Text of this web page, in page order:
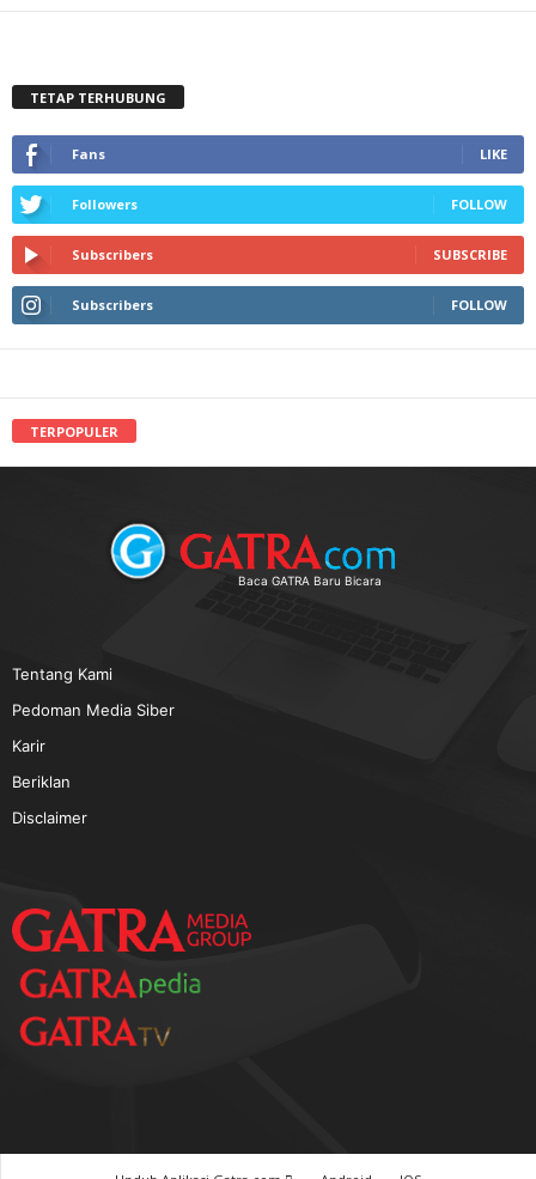
TETAP TERHUBUNG
Fans LIKE
Followers FOLLOW
Subscribers SUBSCRIBE
Subscribers FOLLOW
TERPOPULER